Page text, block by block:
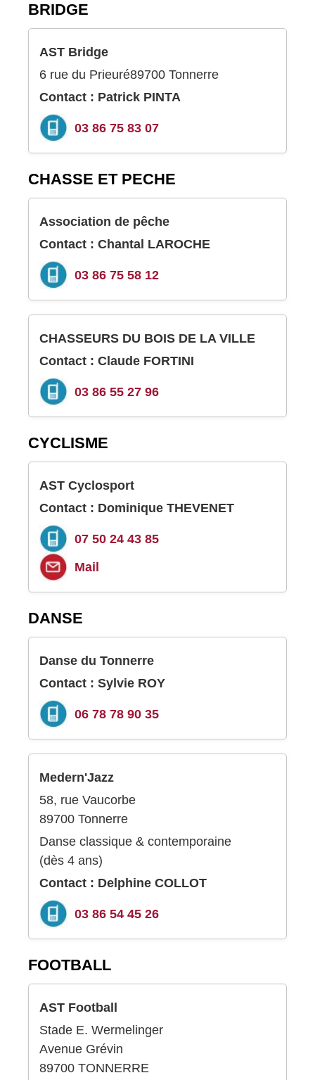
BRIDGE
AST Bridge
6 rue du Prieuré89700 Tonnerre
Contact : Patrick PINTA
03 86 75 83 07
CHASSE ET PECHE
Association de pêche
Contact : Chantal LAROCHE
03 86 75 58 12
CHASSEURS DU BOIS DE LA VILLE
Contact : Claude FORTINI
03 86 55 27 96
CYCLISME
AST Cyclosport
Contact : Dominique THEVENET
07 50 24 43 85
Mail
DANSE
Danse du Tonnerre
Contact : Sylvie ROY
06 78 78 90 35
Medern'Jazz
58, rue Vaucorbe
89700 Tonnerre
Danse classique & contemporaine
(dès 4 ans)
Contact : Delphine COLLOT
03 86 54 45 26
FOOTBALL
AST Football
Stade E. Wermelinger
Avenue Grévin
89700 TONNERRE